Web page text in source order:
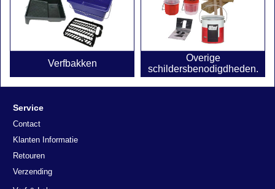
Verfbakken
Overige
schildersbenodigdheden.
Service
Contact
Klanten Informatie
Retouren
Verzending